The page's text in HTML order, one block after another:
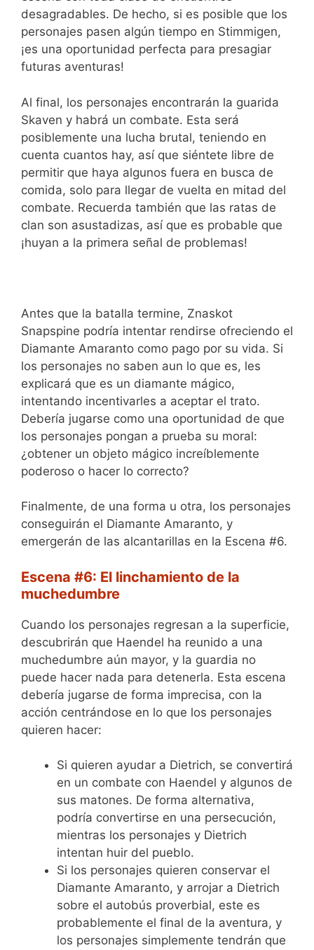
desagradables. De hecho, si es posible que los
personajes pasen algún tiempo en Stimmigen,
¡es una oportunidad perfecta para presagiar
futuras aventuras!
Al final, los personajes encontrarán la guarida
Skaven y habrá un combate. Esta será
posiblemente una lucha brutal, teniendo en
cuenta cuantos hay, así que siéntete libre de
permitir que haya algunos fuera en busca de
comida, solo para llegar de vuelta en mitad del
combate. Recuerda también que las ratas de
clan son asustadizas, así que es probable que
¡huyan a la primera señal de problemas!
Antes que la batalla termine, Znaskot
Snapspine podría intentar rendirse ofreciendo el
Diamante Amaranto como pago por su vida. Si
los personajes no saben aun lo que es, les
explicará que es un diamante mágico,
intentando incentivarles a aceptar el trato.
Debería jugarse como una oportunidad de que
los personajes pongan a prueba su moral:
¿obtener un objeto mágico increíblemente
poderoso o hacer lo correcto?
Finalmente, de una forma u otra, los personajes
conseguirán el Diamante Amaranto, y
emergerán de las alcantarillas en la Escena #6.
Escena #6: El linchamiento de la
muchedumbre
Cuando los personajes regresan a la superficie,
descubrirán que Haendel ha reunido a una
muchedumbre aún mayor, y la guardia no
puede hacer nada para detenerla. Esta escena
debería jugarse de forma imprecisa, con la
acción centrándose en lo que los personajes
quieren hacer:
Si quieren ayudar a Dietrich, se convertirá
en un combate con Haendel y algunos de
sus matones. De forma alternativa,
podría convertirse en una persecución,
mientras los personajes y Dietrich
intentan huir del pueblo.
Si los personajes quieren conservar el
Diamante Amaranto, y arrojar a Dietrich
sobre el autobús proverbial, este es
probablemente el final de la aventura, y
los personajes simplemente tendrán que